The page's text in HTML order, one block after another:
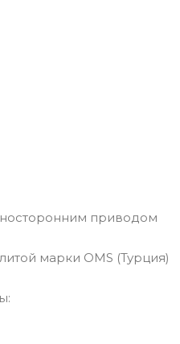
приводом
марки OMS (Турция)